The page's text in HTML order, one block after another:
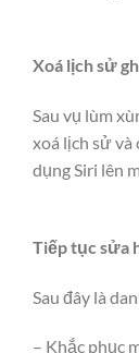
Xoá lịch sử
Sau vụ lùm
xoá lịch sử và
dụng Siri lên
Tiếp tục sửa
Sau đây là
– Khắc phục